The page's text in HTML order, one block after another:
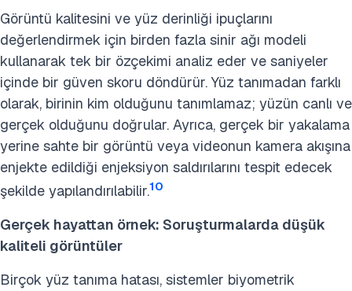
Görüntü kalitesini ve yüz derinliği ipuçlarını
değerlendirmek için birden fazla sinir ağı modeli
kullanarak tek bir özçekimi analiz eder ve saniyeler
içinde bir güven skoru döndürür. Yüz tanımadan farklı
olarak, birinin kim olduğunu tanımlamaz; yüzün canlı ve
gerçek olduğunu doğrular. Ayrıca, gerçek bir yakalama
yerine sahte bir görüntü veya videonun kamera akışına
enjekte edildiği enjeksiyon saldırılarını tespit edecek
şekilde yapılandırılabilir.10
Gerçek hayattan örnek: Soruşturmalarda düşük
kaliteli görüntüler
Birçok yüz tanıma hatası, sistemler biyometrik